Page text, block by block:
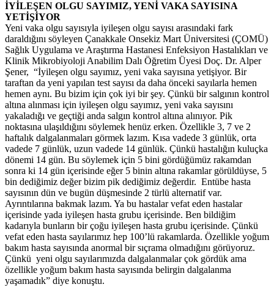
İYİLEŞEN OLGU SAYIMIZ, YENİ VAKA SAYISINA
YETİŞİYOR
Yeni vaka olgu sayısıyla iyileşen olgu sayısı arasındaki fark
daraldığını söyleyen Çanakkale Onsekiz Mart Üniversitesi (ÇOMÜ)
Sağlık Uygulama ve Araştırma Hastanesi Enfeksiyon Hastalıkları ve
Klinik Mikrobiyoloji Anabilim Dalı Öğretim Üyesi Doç. Dr. Alper
Şener, “İyileşen olgu sayımız, yeni vaka sayısına yetişiyor. Bir
taraftan da yeni yapılan test sayısı da daha önceki sayılarla hemen
hemen aynı. Bu bizim için çok iyi bir şey. Çünkü bir salgının kontrol
altına alınması için iyileşen olgu sayımız, yeni vaka sayısını
yakaladığı ve geçtiği anda salgın kontrol altına alınıyor. Pik
noktasına ulaşıldığını söylemek henüz erken. Özellikle 3, 7 ve 2
haftalık dalgalanmaları görmek lazım. Kısa vadede 3 günlük, orta
vadede 7 günlük, uzun vadede 14 günlük. Çünkü hastalığın kuluçka
dönemi 14 gün. Bu söylemek için 5 bini gördüğümüz rakamdan
sonra ki 14 gün içerisinde eğer 5 binin altına rakamlar görüldüyse, 5
bin dediğimiz değer bizim pik dediğimiz değerdir. Entübe hasta
sayısının dün ve bugün düşmesinde 2 türlü alternatif var.
Ayrıntılarına bakmak lazım. Ya bu hastalar vefat eden hastalar
içerisinde yada iyileşen hasta grubu içerisinde. Ben bildiğim
kadarıyla bunların bir çoğu iyileşen hasta grubu içerisinde. Çünkü
vefat eden hasta sayılarımız hep 100’lü rakamlarda. Özellikle yoğum
bakım hasta sayısında anormal bir sıçrama olmadığını görüyoruz.
Çünkü yeni olgu sayılarımızda dalgalanmalar çok gördük ama
özellikle yoğum bakım hasta sayısında belirgin dalgalanma
yaşamadık” diye konuştu.